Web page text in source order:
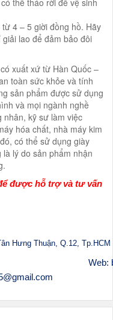
thể tháo rời để vệ sinh
4 – 5 giời đồng hồ. Hãy
lao để đảm bảo đôi
xuất xứ từ Hàn Quốc –
toàn sức khỏe và tính
sản phẩm được sử dụng
và mọi ngành nghề
nhân, kỹ sư làm việc
hóa chất, nhà máy kim
có thể sử dụng giày
lý do sản phẩm nhận
được hỗ trợ và tư vấn
Hưng Thuận, Q.12, Tp.HCM
Web: